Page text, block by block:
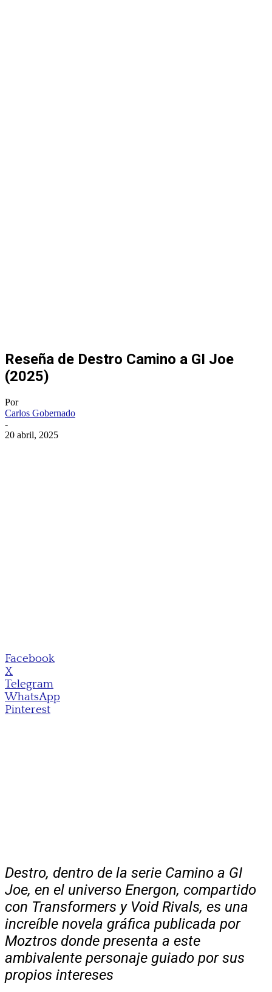
Reseña de Destro Camino a GI Joe
(2025)
Por
Carlos Gobernado
-
20 abril, 2025
Facebook
X
Telegram
WhatsApp
Pinterest
Destro, dentro de la serie Camino a GI
Joe, en el universo Energon, compartido
con Transformers y Void Rivals, es una
increíble novela gráfica publicada por
Moztros donde presenta a este
ambivalente personaje guiado por sus
propios intereses